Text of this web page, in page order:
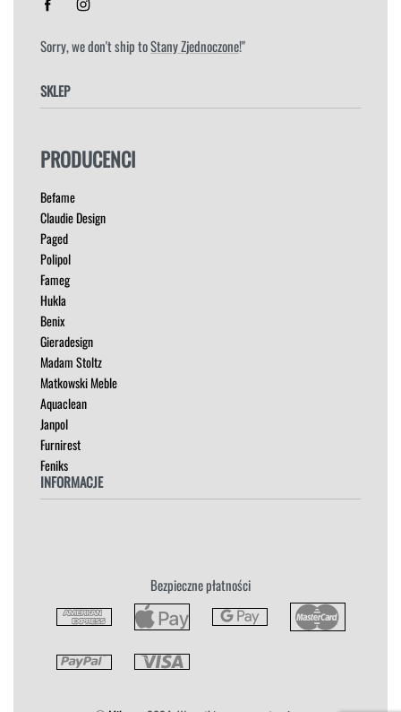
Sorry, we don't ship toStany Zjednoczone!"
SKLEP
HOKERY
ŁÓŻKA
MEBLE RTV
NAROŻNIKI
OUTLET
PUFY
SOFY
STOLIKI
STOŁY
SZAFKI I KOMODY
PRODUCENCI
Befame
Claudie Design
Paged
Polipol
Fameg
Hukla
Benix
Gieradesign
Madam Stoltz
Matkowski Meble
Aquaclean
Janpol
Furnirest
Feniks
INFORMACJE
Płatność i Dostawa
Bezpieczne płatności